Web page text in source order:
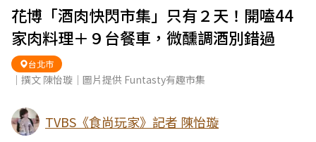
花博「酒肉快閃市集」只有２天！開嗑44
家肉料理＋９台餐車，微醺調酒別錯過
台北市
｜撰文 陳怡璇｜圖片提供 Funtasty有趣市集
TVBS《食尚玩家》記者 陳怡璇